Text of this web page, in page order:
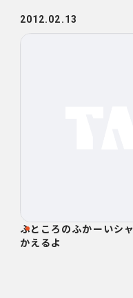
2012.02.13
ふところのふかーいシ
かえるよ